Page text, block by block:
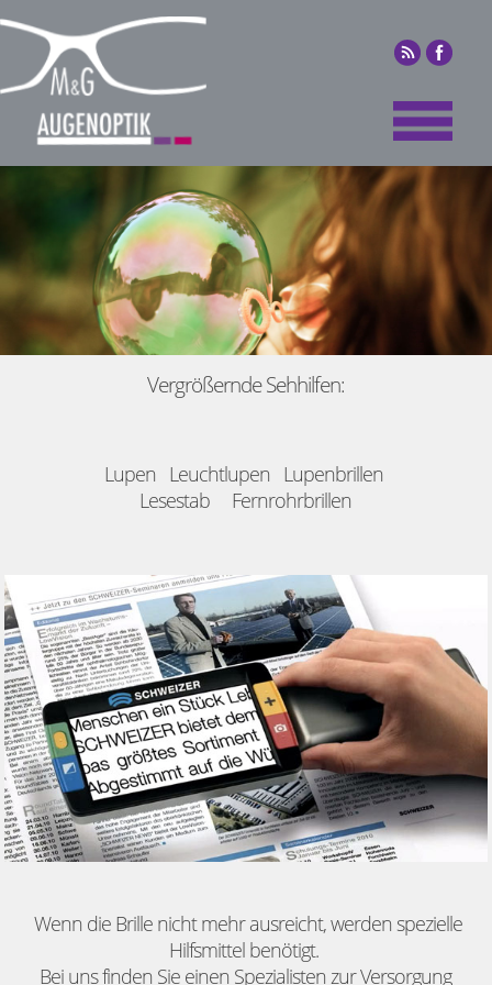
Vergrößernde Sehhilfen:
Lupen Leuchtlupen Lupenbrillen
Lesestab
Fernrohrbrillen
Wenn die Brille nicht mehr ausreicht, werden spezielle
Hilfsmittel benötigt.
Bei uns finden Sie einen Spezialisten zur Versorgung